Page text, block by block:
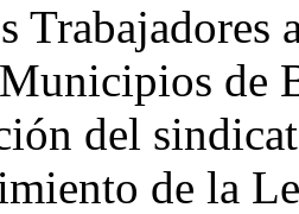
Trabajadores
de
del
de la